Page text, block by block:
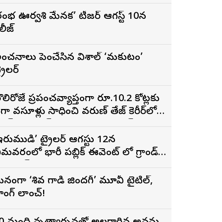
ఊర్వశి మేనక’ టీజర్ ఆగస్ట్ 10న
పెంచేసిన విశాల్ ‘మకుటం’
ప్రపంచవ్యాప్తంగా రూ.10.2 కోట్లకు
వసూళ్లు సాధించి వరుణ్ తేజ్ కెరీర్‌లోనే
ట్రైలర్ ఆగస్టు 12న
భారీ పబ్లిక్ ఈవెంట్ లో గ్రాండ్
‘శివ గాడి జింద‌గీ’ మూవీ టైటిల్,
లాంచ్!